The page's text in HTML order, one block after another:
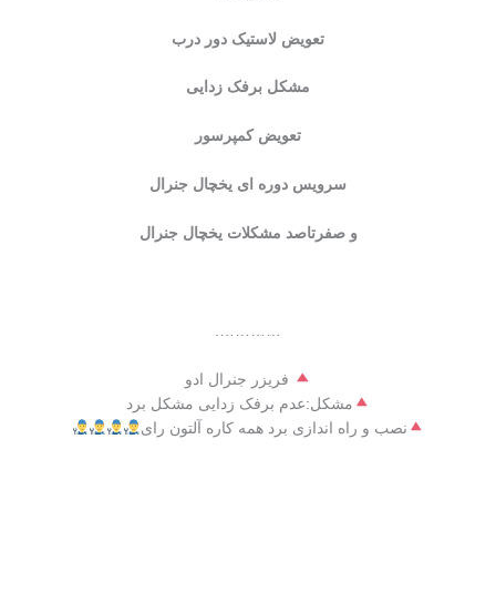
تعویض لاستیک دور درب
مشکل برفک زدایی
تعویض کمپرسور
سرویس دوره ای یخچال جنرال
و صفرتاصد مشکلات یخچال جنرال
فریزر جنرال ادو
مشکل:عدم برفک زدایی مشکل برد
نصب و راه اندازی برد همه کاره آلتون رای